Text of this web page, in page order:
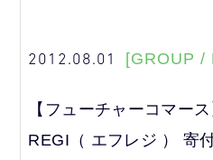
2012.08.01 [GROUP /
【フューチャーコマー
REGI（ エフレジ ） 寄